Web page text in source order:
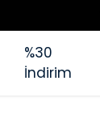
%30
İndirim